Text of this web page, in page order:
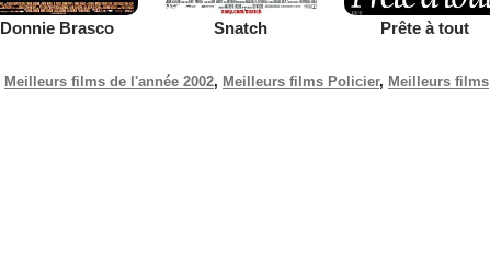
Donnie Brasco Snatch Prête à tout
Meilleurs films de l'année 2002, Meilleurs films Policier, Meilleurs films